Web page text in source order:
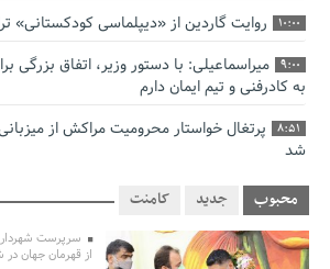
10:00 روایت گاردین از «دیپلماسی کودکستانی»
9:00
میراسماعیلی: با دستور وزیر، اتفاق
به کادرفنی و تیم ایمان دارم
8:51
شد
8:41 فریدون جیرانی: اکبر عبدی حیف شد
0:58
تسهیلات اشتغالزایی در اختیار نهادهای
اولویت‌های گیلان پرداخت شود
محبوب جدید کامنت
سرپرست
از قهرمان جهان در